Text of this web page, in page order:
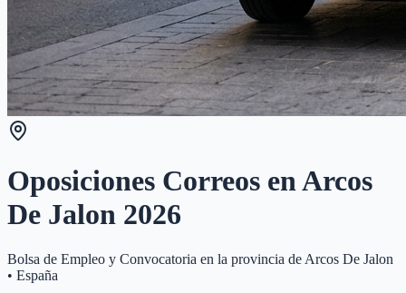
Oposiciones Correos enArcos
De Jalon 2026
Bolsa de Empleo y Convocatoria en la provincia de Arcos De Jalon
• España